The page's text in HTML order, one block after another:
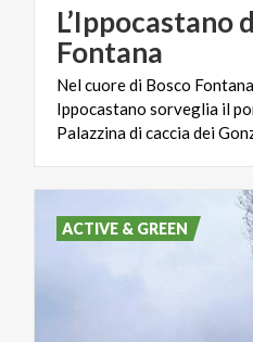
L’Ippocastano
Fontana
Nel cuore di Bosco
Ippocastano sorveglia il
Palazzina di caccia dei
ACTIVE & GREEN